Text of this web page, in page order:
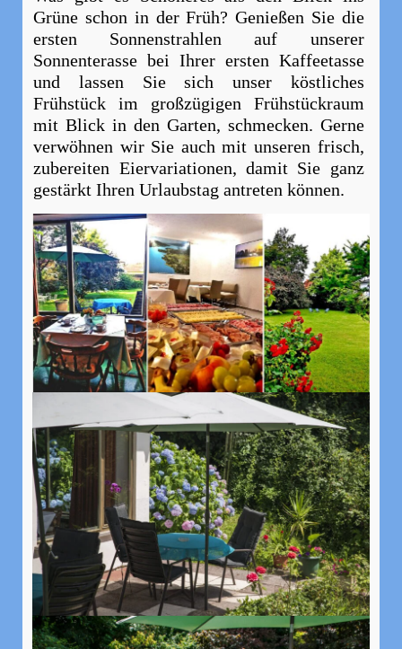
Grüne schon in der Früh? Genießen Sie die
ersten Sonnenstrahlen auf unserer
Sonnenterasse bei Ihrer ersten Kaffeetasse
und lassen Sie sich unser köstliches
Frühstück im großzügigen Frühstückraum
mit Blick in den Garten, schmecken. Gerne
verwöhnen wir Sie auch mit unseren frisch,
zubereiten Eiervariationen, damit Sie ganz
gestärkt Ihren Urlaubstag antreten können.